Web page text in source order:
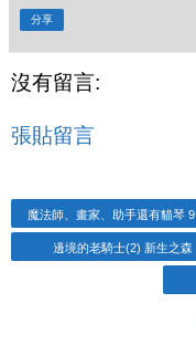
分享
沒有留言:
張貼留言
魔法師、畫家、助手還有貓琴 9
邊境的老騎士(2) 新生之森